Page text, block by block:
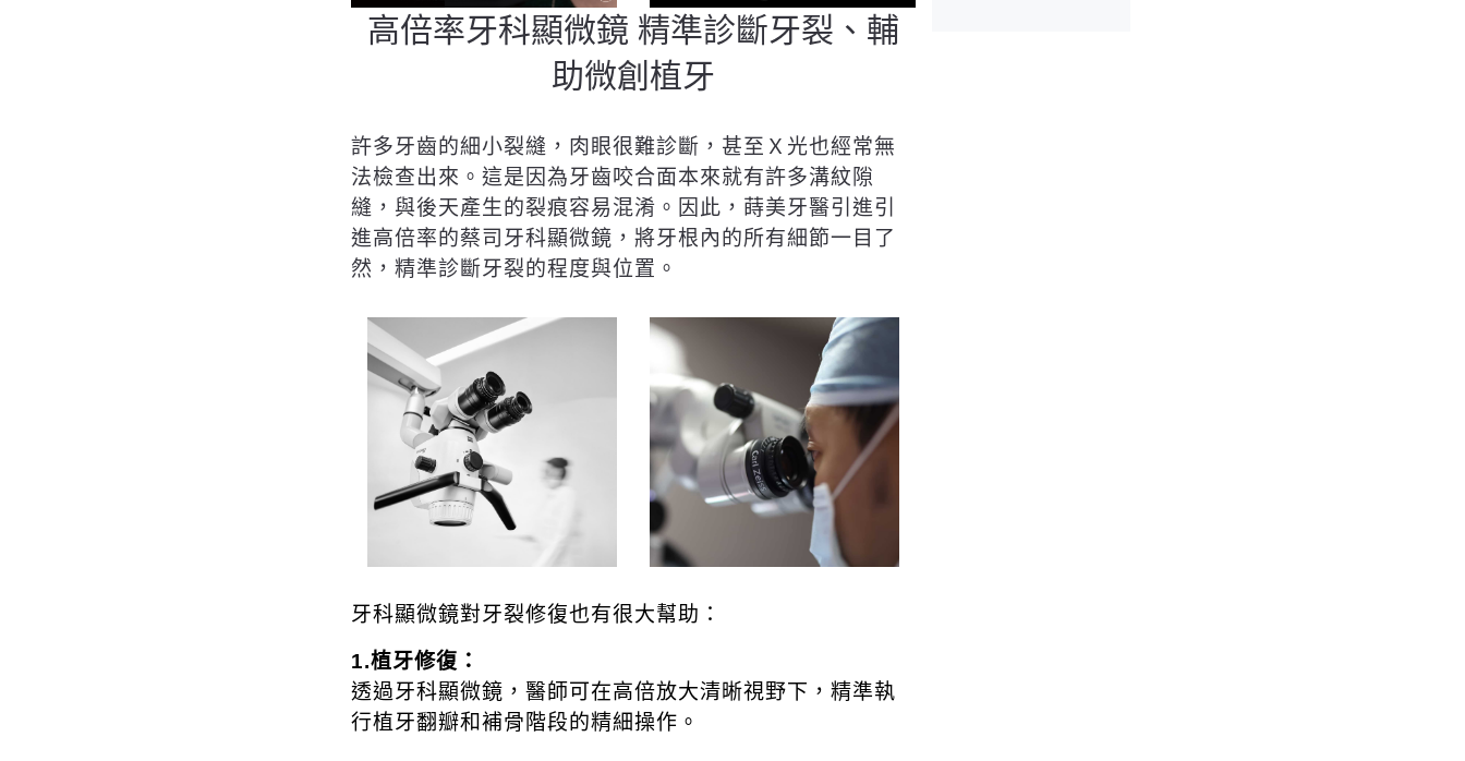
高倍率牙科顯微鏡 精準診斷牙裂、輔
助微創植牙
許多牙齒的細小裂縫，肉眼很難診斷，甚至Ｘ光也經常無
法檢查出來。這是因為牙齒咬合面本來就有許多溝紋隙
縫，與後天產生的裂痕容易混淆。因此，蒔美牙醫引進引
進高倍率的蔡司牙科顯微鏡，將牙根內的所有細節一目了
然，精準診斷牙裂的程度與位置。
牙科顯微鏡對牙裂修復也有很大幫助：
1.植牙修復：
透過牙科顯微鏡，醫師可在高倍放大清晰視野下，精準執
行植牙翻瓣和補骨階段的精細操作。